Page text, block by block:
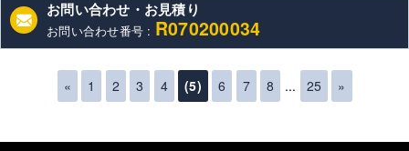
お問い合わせ・お見積り
お問い合わせ番号 : R070200034
« 1 2 3 4 (5) 6 7 8 ... 25 »